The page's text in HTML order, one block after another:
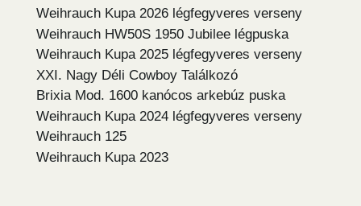
Weihrauch Kupa 2026 légfegyveres verseny
Weihrauch HW50S 1950 Jubilee légpuska
Weihrauch Kupa 2025 légfegyveres verseny
XXI. Nagy Déli Cowboy Találkozó
Brixia Mod. 1600 kanócos arkebúz puska
Weihrauch Kupa 2024 légfegyveres verseny
Weihrauch 125
Weihrauch Kupa 2023